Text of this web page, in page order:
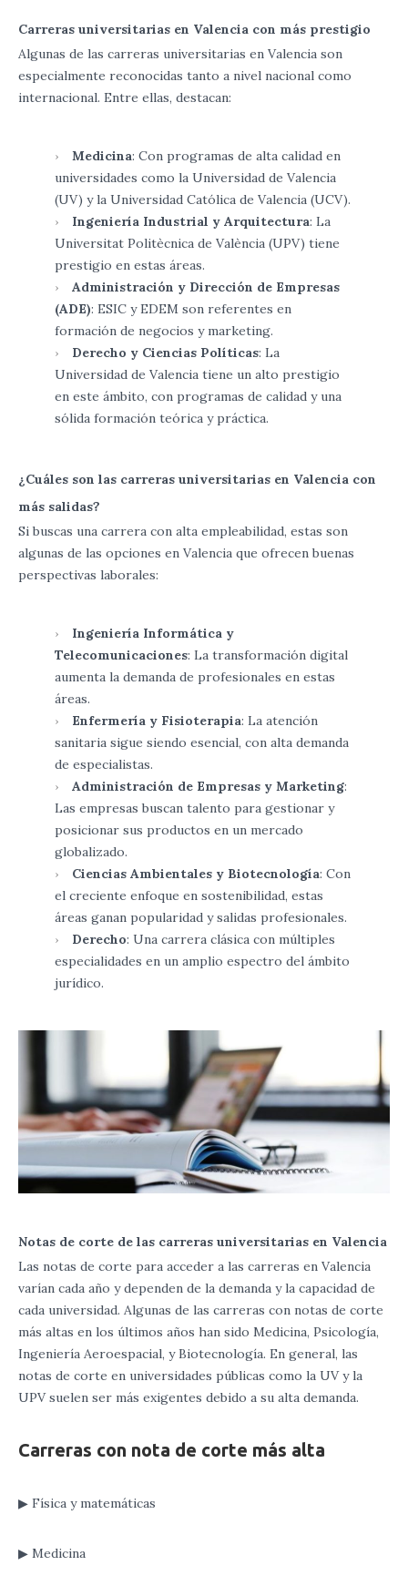
Carreras universitarias en Valencia con más prestigio
Algunas de las carreras universitarias en Valencia son
especialmente reconocidas tanto a nivel nacional como
internacional. Entre ellas, destacan:
Medicina: Con programas de alta calidad en
universidades como la Universidad de Valencia
(UV) y la Universidad Católica de Valencia (UCV).
Ingeniería Industrial y Arquitectura: La
Universitat Politècnica de València (UPV) tiene
prestigio en estas áreas.
Administración y Dirección de Empresas
(ADE): ESIC y EDEM son referentes en
formación de negocios y marketing.
Derecho y Ciencias Políticas: La
Universidad de Valencia tiene un alto prestigio
en este ámbito, con programas de calidad y una
sólida formación teórica y práctica.
¿Cuáles son las carreras universitarias en Valencia con
más salidas?
Si buscas una carrera con alta empleabilidad, estas son
algunas de las opciones en Valencia que ofrecen buenas
perspectivas laborales:
Ingeniería Informática y
Telecomunicaciones: La transformación digital
aumenta la demanda de profesionales en estas
áreas.
Enfermería y Fisioterapia: La atención
sanitaria sigue siendo esencial, con alta demanda
de especialistas.
Administración de Empresas y Marketing:
Las empresas buscan talento para gestionar y
posicionar sus productos en un mercado
globalizado.
Ciencias Ambientales y Biotecnología: Con
el creciente enfoque en sostenibilidad, estas
áreas ganan popularidad y salidas profesionales.
Derecho: Una carrera clásica con múltiples
especialidades en un amplio espectro del ámbito
jurídico.
Notas de corte de las carreras universitarias en Valencia
Las notas de corte para acceder a las carreras en Valencia
varían cada año y dependen de la demanda y la capacidad de
cada universidad. Algunas de las carreras con notas de corte
más altas en los últimos años han sido Medicina, Psicología,
Ingeniería Aeroespacial, y Biotecnología. En general, las
notas de corte en universidades públicas como la UV y la
UPV suelen ser más exigentes debido a su alta demanda.
Carreras con nota de corte más alta
▶ Física y matemáticas
▶ Medicina